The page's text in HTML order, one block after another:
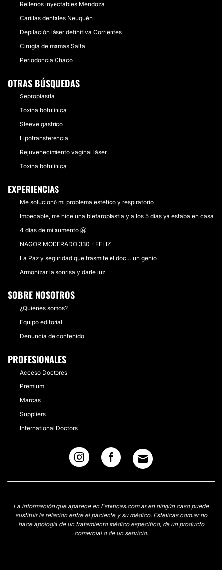
Rellenos inyectables Mendoza
Carillas dentales Neuquén
Depilación láser definitiva Corrientes
Cirugía de mamas Salta
Periodoncia Chaco
OTRAS BÚSQUEDAS
Septoplastia
Toxina botulinica
Sleeve gástrico
Lipotransferencia
Rejuvenecimiento vaginal láser
Toxina botulinica
EXPERIENCIAS
Me solucionó mi problema estético y respiratorio
Impecable, me hice una blefaroplastia y a los 5 días ya estaba en casa
4 días de mi aumento 🤗
NAGOR MODERADO 330 - FELIZ
La Paz y seguridad que trasmite el doc… un genio
Armonizar la sonrisa y darle luz
SOBRE NOSOTROS
¿Quiénes somos?
Equipo editorial
Denuncia de contenido
PROFESIONALES
Acceso Doctores
Premium
Marcas
Suppliers
International Doctors
La información que aparece en Esteticas.com.ar en ningún caso puede
sustituir la relación entre el paciente y su médico. Esteticas.com.ar no
hace apología de un tratamiento médico específico, de un producto
comercial o de un servicio.